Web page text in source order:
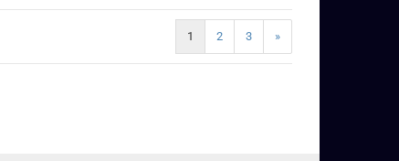
1 2 3 »